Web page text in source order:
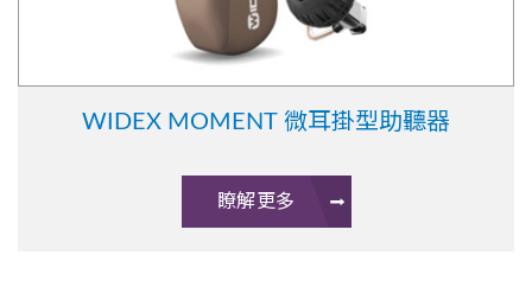
WIDEX MOMENT 微耳掛型助聽器
瞭解更多